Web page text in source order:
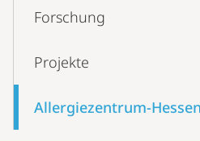
NavigationForschung
Projekte
Allergiezentrum-